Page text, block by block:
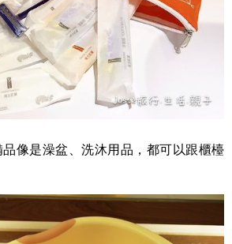
像是澡盆、洗沐用品，都可以跟櫃檯